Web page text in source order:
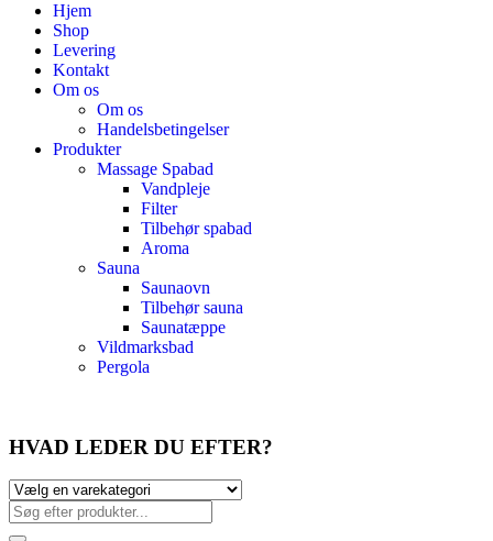
Hjem
Shop
Levering
Kontakt
Om os
Om os
Handelsbetingelser
Produkter
Massage Spabad
Vandpleje
Filter
Tilbehør spabad
Aroma
Sauna
Saunaovn
Tilbehør sauna
Saunatæppe
Vildmarksbad
Pergola
HVAD LEDER DU EFTER?